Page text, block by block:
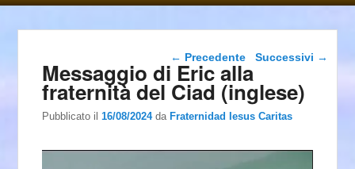
Navigazione articolo
← Precedente Successivi →
Messaggio di Eric alla
fraternità del Ciad (inglese)
Pubblicato il16/08/2024 daFraternidad Iesus Caritas